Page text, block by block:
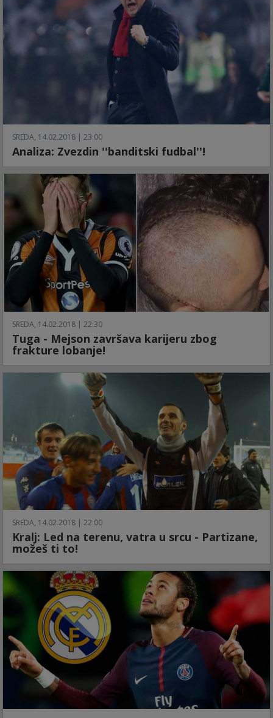
SREDA, 14.02.2018 | 23:00
Analiza: Zvezdin ''banditski fudbal''!
SREDA, 14.02.2018 | 22:30
Tuga - Mejson završava karijeru zbog
frakture lobanje!
SREDA, 14.02.2018 | 22:00
Kralj: Led na terenu, vatra u srcu - Partizane,
možeš ti to!